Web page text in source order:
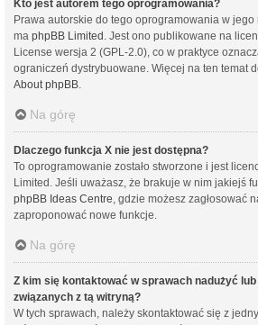
Kto jest autorem tego oprogramowania?
Prawa autorskie do tego oprogramowania w
ma phpBB Limited . Jest ono publikowane na
License wersja 2 (GPL-2.0), co w praktyce
ograniczeń dystrybuowane. Więcej na ten temat
About phpBB.
Na górę
Dlaczego funkcja X nie jest dostępna?
To oprogramowanie zostało stworzone i jest
Limited. Jeśli uważasz, że brakuje w nim jakiejś
phpBB Ideas Centre, gdzie możesz zagłosować
zaproponować nowe funkcje.
Na górę
Z kim się kontaktować w sprawach nadużyć
związanych z tą witryną?
W tych sprawach, należy skontaktować się z